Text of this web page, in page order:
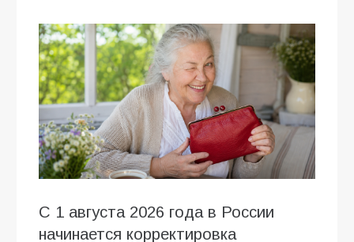
С 1 августа 2026 года в России
начинается корректировка